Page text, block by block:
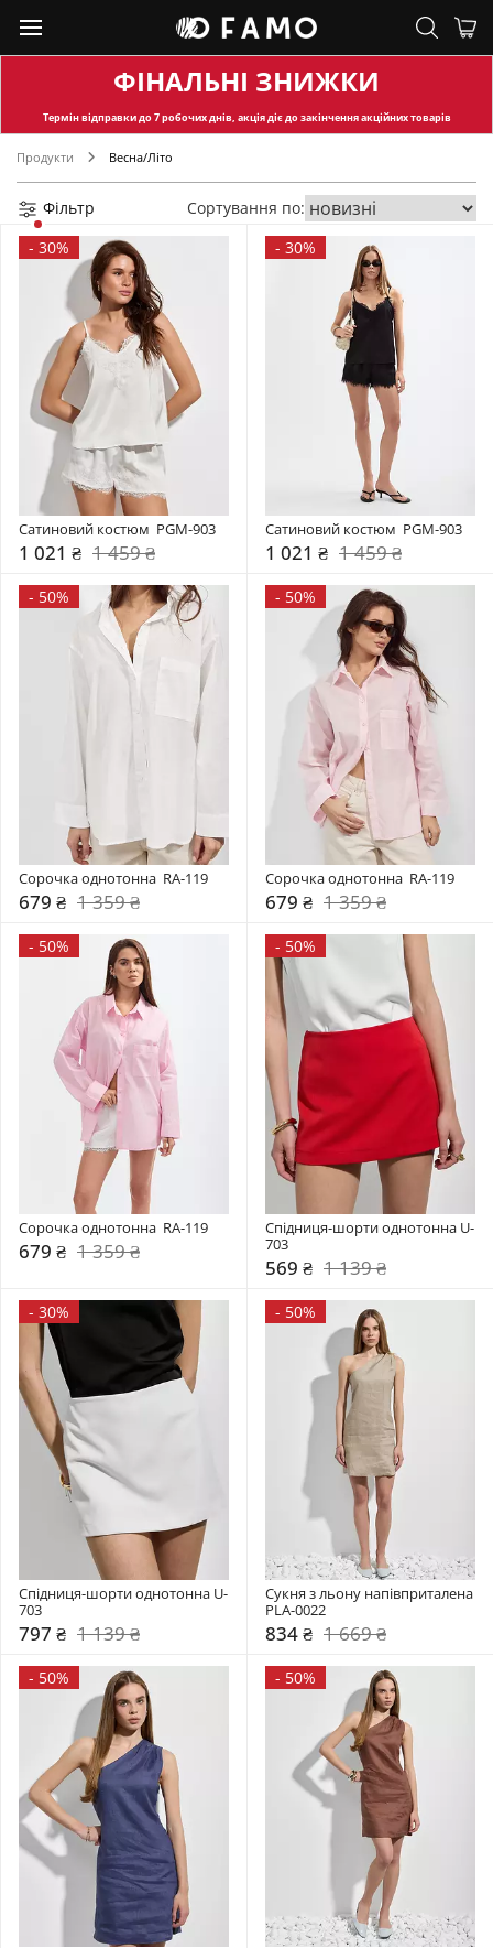
ФІНАЛЬНІ ЗНИЖКИ
Термін відправкидо 7 робочих днів, акція діє до закінчення акційних товарів
Продукти Весна/Літо
Фільтр
Сортування по:
- 30%
Сатиновий костюм  PGM-903
1 021 ₴ 1 459 ₴
- 30%
Сатиновий костюм  PGM-903
1 021 ₴ 1 459 ₴
- 50%
Сорочка однотонна  RA-119
679 ₴ 1 359 ₴
- 50%
Сорочка однотонна  RA-119
679 ₴ 1 359 ₴
- 50%
Сорочка однотонна  RA-119
679 ₴ 1 359 ₴
- 50%
Спідниця-шорти однотонна U-
703
569 ₴ 1 139 ₴
- 30%
Спідниця-шорти однотонна U-
703
797 ₴ 1 139 ₴
- 50%
Сукня з льону напівприталена
PLA-0022
834 ₴ 1 669 ₴
- 50% - 50%